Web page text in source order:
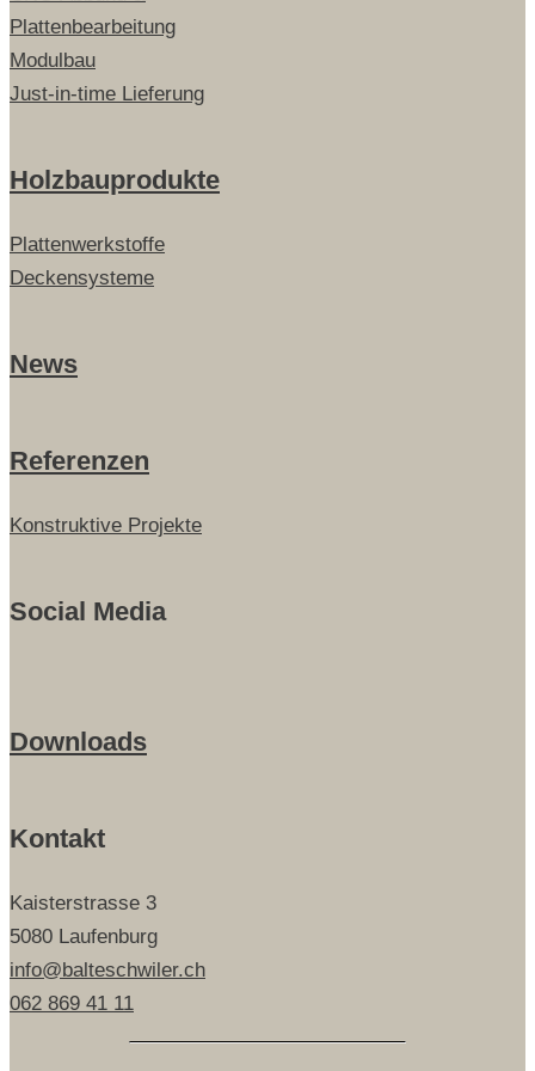
Plattenbearbeitung
Modulbau
Just-in-time Lieferung
Holzbauprodukte
Plattenwerkstoffe
Deckensysteme
News
Referenzen
Konstruktive Projekte
Social Media
Downloads
Kontakt
Kaisterstrasse 3
5080 Laufenburg
info@balteschwiler.ch
062 869 41 11